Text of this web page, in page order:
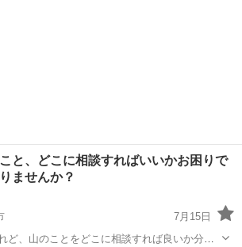
と、どこに相談すればいいかお困りで
ませんか？
7月15日
ど、山のことをどこに相談すれば良いか分か